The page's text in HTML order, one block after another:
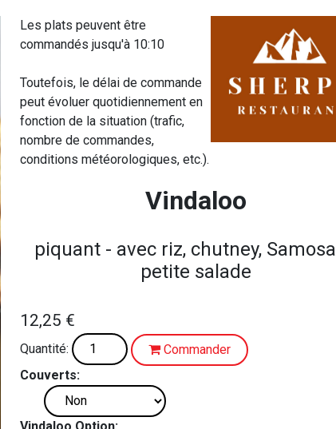
Les plats peuvent être
commandés jusqu'à 10:10
Toutefois, le délai de commande
peut évoluer quotidiennement en
fonction de la situation (trafic,
nombre de commandes,
conditions météorologiques, etc.).
Vindaloo
piquant - avec riz, chutney,
petite salade
12,25 €
Quantité:
Commander
Couverts: